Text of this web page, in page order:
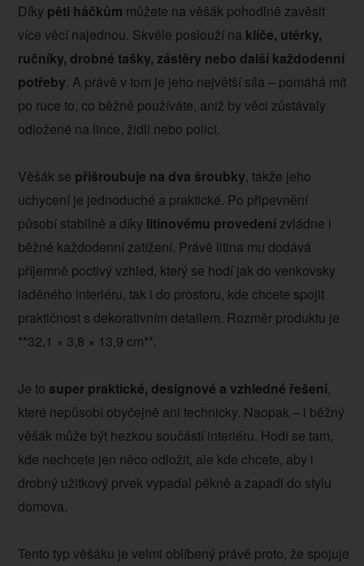
Díky pěti háčkům můžete na věšák pohodlně zavěsit
více věcí najednou. Skvěle poslouží na klíče, utěrky,
ručníky, drobné tašky, zástěry nebo další každodenní
potřeby. A právě v tom je jeho největší síla – pomáhá mít
po ruce to, co běžně používáte, aniž by věci zůstávaly
odložené na lince, židli nebo polici.
Věšák se přišroubuje na dva šroubky, takže jeho
uchycení je jednoduché a praktické. Po připevnění
působí stabilně a díky litinovému provedenízvládne i
běžné každodenní zatížení. Právě litina mu dodává
příjemně poctivý vzhled, který se hodí jak do venkovsky
laděného interiéru, tak i do prostoru, kde chcete spojit
praktičnost s dekorativním detailem. Rozměr produktu je
**32,1 × 3,8 × 13,9 cm**.
Je to super praktické, designové a vzhledné řešení,
které nepůsobí obyčejně ani technicky. Naopak – i běžný
věšák může být hezkou součástí interiéru. Hodí se tam,
kde nechcete jen něco odložit, ale kde chcete, aby i
drobný užitkový prvek vypadal pěkně a zapadl do stylu
domova.
Tento typ věšáku je velmi oblíbený právě proto, že spojuje